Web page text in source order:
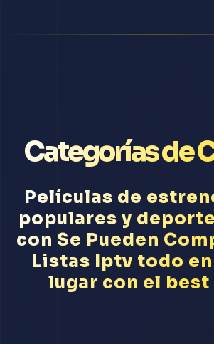
Categorías de
Películas de
populares y
con Se Pueden
Listas Iptv todo
lugar con el